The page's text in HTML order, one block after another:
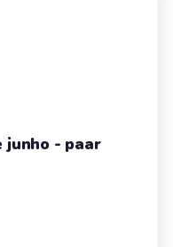
junho - paar